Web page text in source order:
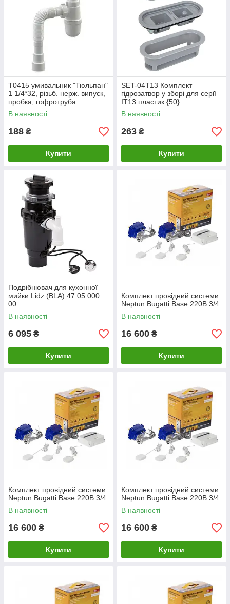
Т0415 умивальник "Тюльпан"
1 1/4*32, різьб. нерж. випуск,
пробка, гофротруба
32*32/40/50{30}
В наявності
188 ₴
Купити
SET-04T13 Комплект
гідрозатвор у зборі для серії
IT13 пластик {50}
В наявності
263 ₴
Купити
Подрібнювач для кухонної
мийки Lidz (BLA) 47 05 000
00
В наявності
6 095 ₴
Купити
Комплект провідний системи
Neptun Bugatti Base 220B 3/4
В наявності
16 600 ₴
Купити
Комплект провідний системи
Neptun Bugatti Base 220B 3/4
В наявності
16 600 ₴
Купити
Комплект провідний системи
Neptun Bugatti Base 220B 3/4
В наявності
16 600 ₴
Купити